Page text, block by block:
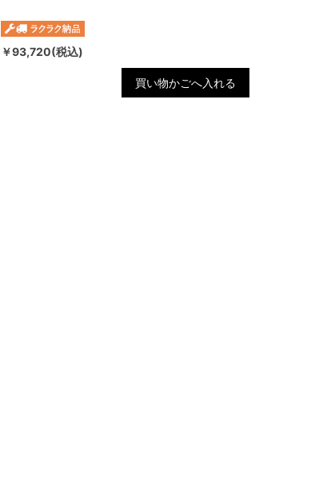
￥93,720(税込)
買い物かごへ入れる